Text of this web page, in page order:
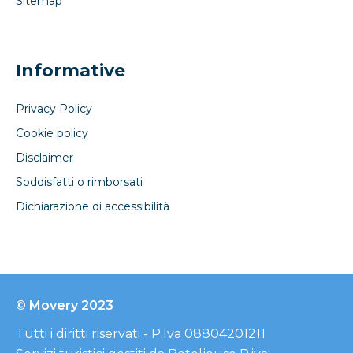
Informative
Privacy Policy
Cookie policy
Disclaimer
Soddisfatti o rimborsati
Dichiarazione di accessibilità
© Movery 2023
Tutti i diritti riservati - P.Iva 08804201211